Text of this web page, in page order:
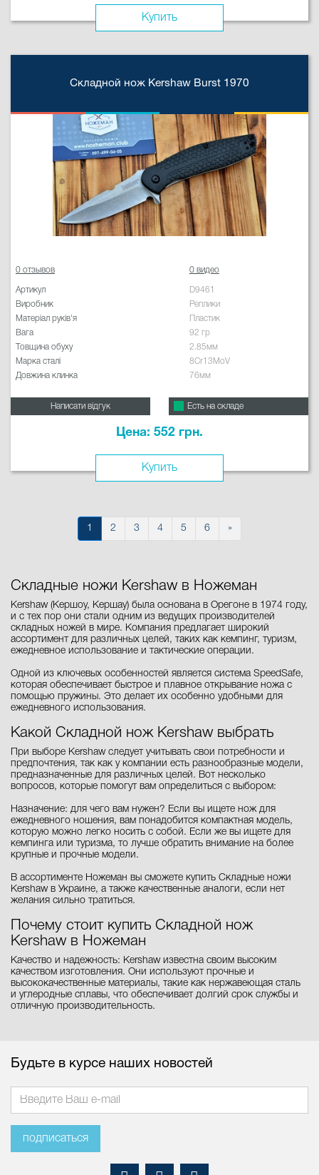
Купить
Складной нож Kershaw Burst 1970
0 отзывов 0 видео
Артикул
D9461
Виробник
Реплики
Матеріал руків'я
Пластик
Вага
92 гр
Товщина обуху
2.85мм
Марка сталі
8Cr13MoV
Довжина клинка
76мм
Написати відгук Есть на складе
Цена: 552 грн.
Купить
1 2 3 4 5 6 »
Складные ножи Kershaw в Ножеман
Kershaw (Кершоу, Кершау) была основана в Орегоне в 1974 году,
и с тех пор они стали одним из ведущих производителей
складных ножей в мире. Компания предлагает широкий
ассортимент для различных целей, таких как кемпинг, туризм,
ежедневное использование и тактические операции.
Одной из ключевых особенностей является система SpeedSafe,
которая обеспечивает быстрое и плавное открывание ножа с
помощью пружины. Это делает их особенно удобными для
ежедневного использования.
Какой Складной нож Kershaw выбрать
При выборе Kershaw следует учитывать свои потребности и
предпочтения, так как у компании есть разнообразные модели,
предназначенные для различных целей. Вот несколько
вопросов, которые помогут вам определиться с выбором:
Назначение: для чего вам нужен? Если вы ищете нож для
ежедневного ношения, вам понадобится компактная модель,
которую можно легко носить с собой. Если же вы ищете для
кемпинга или туризма, то лучше обратить внимание на более
крупные и прочные модели.
В ассортименте Ножеман вы сможете купить Складные ножи
Kershaw в Украине, а также качественные аналоги, если нет
желания сильно тратиться.
Почему стоит купить Складной нож
Kershaw в Ножеман
Качество и надежность: Kershaw известна своим высоким
качеством изготовления. Они используют прочные и
высококачественные материалы, такие как нержавеющая сталь
и углеродные сплавы, что обеспечивает долгий срок службы и
отличную производительность.
Будьте в курсе наших новостей
подписаться